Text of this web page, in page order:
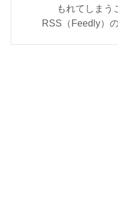
もれてしまう
RSS（Feedly）